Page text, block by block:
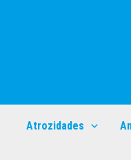
Atrozidades